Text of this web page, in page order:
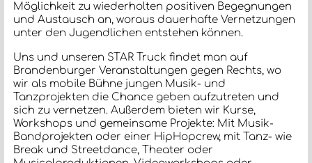
Möglichkeit zu wiederholten positiven Begegnungen
und Austausch an, woraus dauerhafte Vernetzungen
unter den Jugendlichen entstehen können.
Uns und unseren STAR Truck findet man auf
Brandenburger Veranstaltungen gegen Rechts, wo
wir als mobile Bühne jungen Musik- und
Tanzprojekten die Chance geben aufzutreten und
sich zu vernetzen. Außerdem bieten wir Kurse,
Workshops und gemeinsame Projekte: Mit Musik-
Bandprojekten oder einer HipHopcrew, mit Tanz- wie
Break und Streetdance, Theater oder